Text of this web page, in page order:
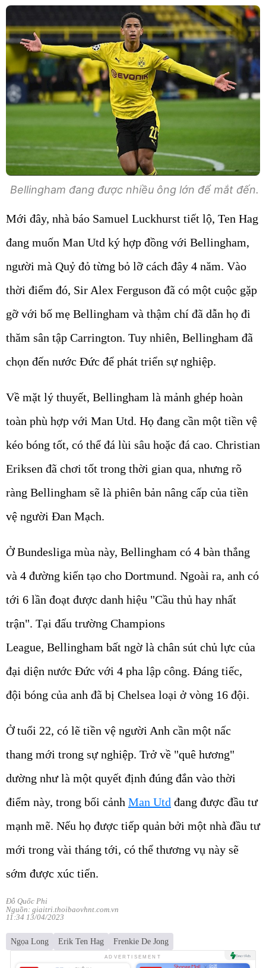
Bellingham đang được nhiều ông lớn để mắt đến.
Mới đây, nhà báo Samuel Luckhurst tiết lộ, Ten Hag
đang muốn Man Utd ký hợp đồng với Bellingham,
người mà Quỷ đỏ từng bỏ lỡ cách đây 4 năm. Vào
thời điểm đó, Sir Alex Ferguson đã có một cuộc gặp
gỡ với bố mẹ Bellingham và thậm chí đã dẫn họ đi
thăm sân tập Carrington. Tuy nhiên, Bellingham đã
chọn đến nước Đức để phát triển sự nghiệp.
Về mặt lý thuyết, Bellingham là mảnh ghép hoàn
toàn phù hợp với Man Utd. Họ đang cần một tiền vệ
kéo bóng tốt, có thể đá lùi sâu hoặc đá cao. Christian
Eriksen đã chơi tốt trong thời gian qua, nhưng rõ
ràng Bellingham sẽ là phiên bản nâng cấp của tiền
vệ người Đan Mạch.
Ở Bundesliga mùa này, Bellingham có 4 bàn thắng
và 4 đường kiến tạo cho Dortmund. Ngoài ra, anh có
tới 6 lần đoạt được danh hiệu "Cầu thủ hay nhất
trận". Tại đấu trường Champions
League, Bellingham bất ngờ là chân sút chủ lực của
đại diện nước Đức với 4 pha lập công. Đáng tiếc,
đội bóng của anh đã bị Chelsea loại ở vòng 16 đội.
Ở tuổi 22, có lẽ tiền vệ người Anh cần một nấc
thang mới trong sự nghiệp. Trở về "quê hương"
dường như là một quyết định đúng đắn vào thời
điểm này, trong bối cảnh Man Utd đang được đầu tư
mạnh mẽ. Nếu họ được tiếp quản bởi một nhà đầu tư
mới trong vài tháng tới, có thể thương vụ này sẽ
sớm được xúc tiến.
Đỗ Quốc Phi
Nguồn: giaitri.thoibaovhnt.com.vn
11:34 13/04/2023
Ngọa Long Erik Ten Hag Frenkie De Jong
ADVERTISEMENT